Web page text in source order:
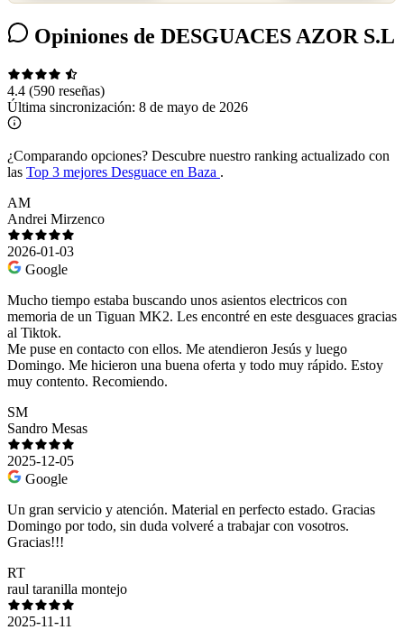
Opiniones de DESGUACES AZOR S.L
4.4 (590 reseñas)
Última sincronización: 8 de mayo de 2026
¿Comparando opciones? Descubre nuestro ranking actualizado con
las Top 3 mejores Desguace en Baza .
AM
Andrei Mirzenco
2026-01-03
Google
Mucho tiempo estaba buscando unos asientos electricos con
memoria de un Tiguan MK2. Les encontré en este desguaces gracias
al Tiktok.
Me puse en contacto con ellos. Me atendieron Jesús y luego
Domingo. Me hicieron una buena oferta y todo muy rápido. Estoy
muy contento. Recomiendo.
SM
Sandro Mesas
2025-12-05
Google
Un gran servicio y atención. Material en perfecto estado. Gracias
Domingo por todo, sin duda volveré a trabajar con vosotros.
Gracias!!!
RT
raul taranilla montejo
2025-11-11